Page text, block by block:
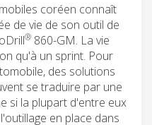
coréen connaît
de vie de son outil de
® 860-GM. La vie
qu'à un sprint. Pour
des solutions
se traduire par une
si la plupart d'entre eux
en place dans